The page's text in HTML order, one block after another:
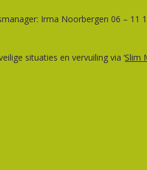
Irma Noorbergen 06 – 11
situaties en vervuiling via ‘Slim